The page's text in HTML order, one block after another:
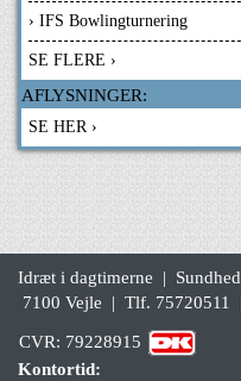
› IFS Bowlingturnering
SE FLERE ›
AFLYSNINGER:
SE HER ›
Idræt i dagtimerne |
7100 Vejle | Tlf. 75720511
CVR: 79228915
Kontortid: